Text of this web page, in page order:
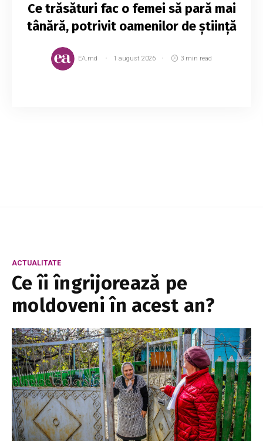
Ce trăsături fac o femei să pară mai
tânără, potrivit oamenilor de știință
EA.md 1 august 2026 3 min read
ACTUALITATE
Ce îi îngrijorează pe
moldoveni în acest an?